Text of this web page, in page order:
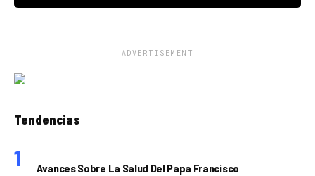
ADVERTISEMENT
Tendencias
Avances Sobre La Salud Del Papa Francisco